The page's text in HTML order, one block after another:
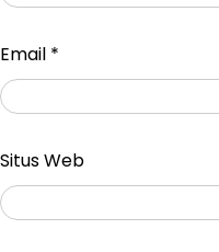
Email *
Situs Web